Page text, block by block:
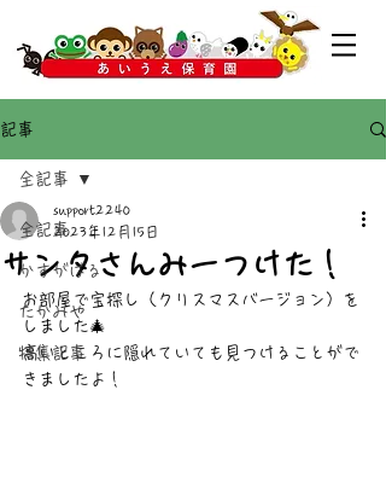
記事
全記事
かすがばる
たかみや
特集記事
全記事
サンタさんみーつけた！
support2240
2023年12月15日
お部屋で宝探し（クリスマスバージョン）を
しました🎄
高いところに隠れていても見つけることがで
きましたよ！